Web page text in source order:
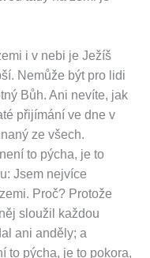
i v nebi je Ježíš
Nemůže být pro lidi
Bůh. Ani nevíte, jak
přijímání ve dne v
ze všech.
to pýcha, je to
Jsem nejvíce
Proč? Protože
sloužil každou
ani anděly; a
to pýcha, je to pokora,